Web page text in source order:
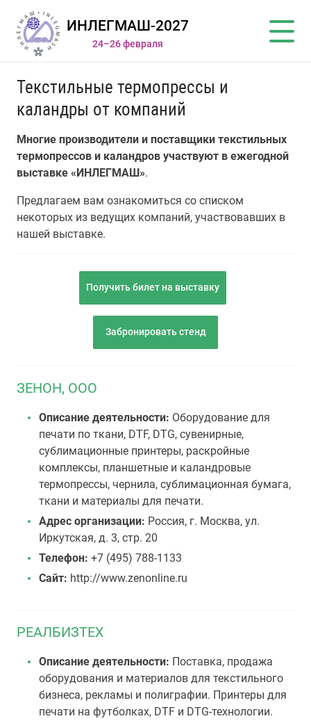
ИНЛЕГМАШ-2027
24–26 февраля
Текстильные термопрессы и
каландры от компаний
Многие производители и поставщики текстильных
термопрессов и каландров участвуют в ежегодной
выставке «ИНЛЕГМАШ».
Предлагаем вам ознакомиться со списком
некоторых из ведущих компаний, участвовавших в
нашей выставке.
Получить билет на выставку
Забронировать стенд
ЗЕНОН, ООО
Описание деятельности: Оборудование для
печати по ткани, DTF, DTG, сувенирные,
сублимационные принтеры, раскройные
комплексы, планшетные и каландровые
термопрессы, чернила, сублимационная бумага,
ткани и материалы для печати.
Адрес организации: Россия, г. Москва, ул.
Иркутская, д. 3, стр. 20
Телефон: +7 (495) 788-1133
Сайт: http://www.zenonline.ru
РЕАЛБИЗТЕХ
Описание деятельности: Поставка, продажа
оборудования и материалов для текстильного
бизнеса, рекламы и полиграфии. Принтеры для
печати на футболках, DTF и DTG-технологии.